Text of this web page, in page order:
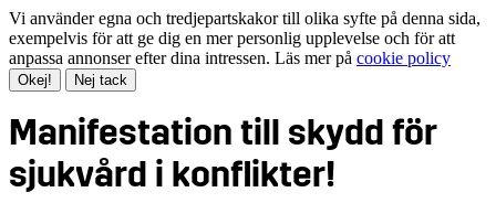
Vi använder egna och tredjepartskakor till olika syfte på denna sida,
exempelvis för att ge dig en mer personlig upplevelse och för att
anpassa annonser efter dina intressen. Läs mer på cookie policy
Okej! Nej tack
Manifestation till skydd för
sjukvård i konflikter!